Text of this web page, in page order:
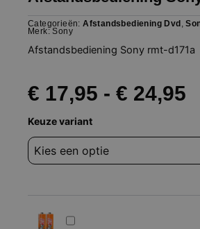
Categorieën: Afstandsbediening Dvd ,
Merk:Sony
Afstandsbediening Sony rmt-d171a
€ 17,95 - € 24,95
Keuze variant
Afstandsbediening
Sony
rmt-
d171a